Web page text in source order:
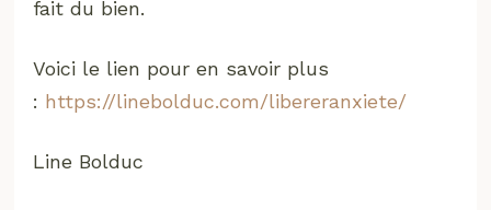
fait du bien.
Voici le lien pour en savoir plus
: https://linebolduc.com/libereranxiete/
Line Bolduc